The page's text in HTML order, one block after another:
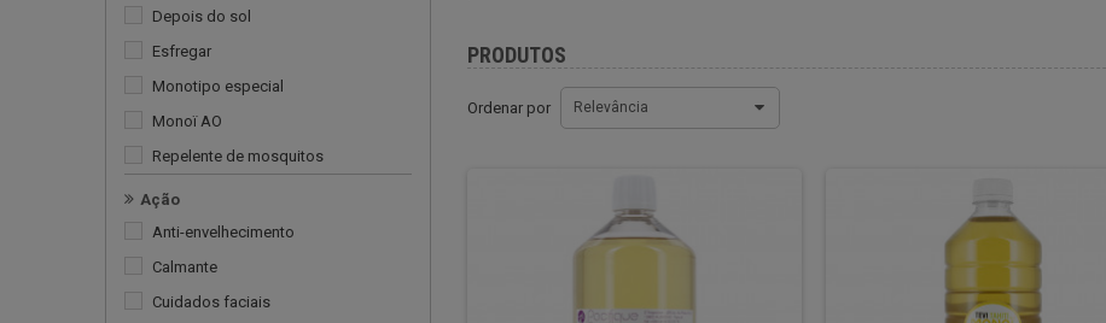
Depois do sol
Esfregar
Monotipo especial
Monoï AO
Repelente de mosquitos
Óleo
Óleo de coco
Ação
Anti-envelhecimento
Calmante
Cuidados faciais
PRODUTOS
Ordenar por Relevância